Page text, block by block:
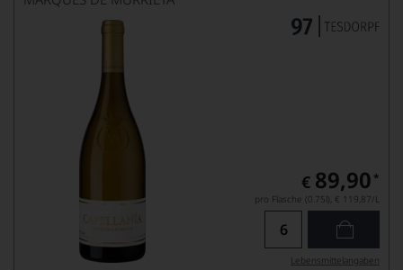
€ 89,90 *
pro Flasche (0.75l), € 119,87/L
Lebensmittel­angaben